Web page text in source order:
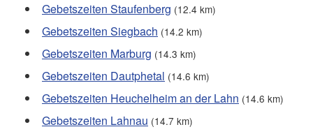
Gebetszeiten Staufenberg (12.4 km)
Gebetszeiten Siegbach (14.2 km)
Gebetszeiten Marburg (14.3 km)
Gebetszeiten Dautphetal (14.6 km)
Gebetszeiten Heuchelheim an der Lahn (14.6 km)
Gebetszeiten Lahnau (14.7 km)